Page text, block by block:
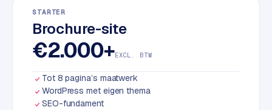
STARTER
Brochure-site
€2.000+EXCL. BTW
Tot 8 pagina’s maatwerk
WordPress met eigen thema
SEO-fundament